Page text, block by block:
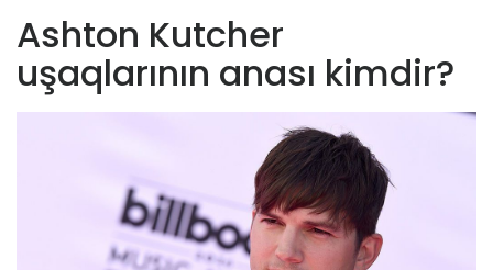
Ashton Kutcher
uşaqlarının anası kimdir?